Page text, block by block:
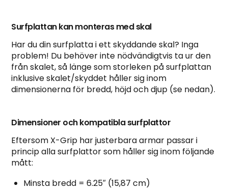
Surfplattan kan monteras med skal
Har du din surfplatta i ett skyddande skal? Inga
problem! Du behöver inte nödvändigtvis ta ur den
från skalet, så länge som storleken på surfplattan
inklusive skalet/skyddet håller sig inom
dimensionerna för bredd, höjd och djup (se nedan).
Dimensioner och kompatibla surfplattor
Eftersom X-Grip har justerbara armar passar i
princip alla surfplattor som håller sig inom följande
mått:
Minsta bredd = 6.25″ (15,87 cm)